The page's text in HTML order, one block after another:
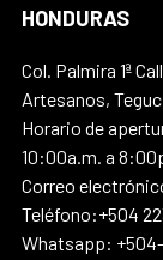
HONDURAS
Col. Palmira 1ª
Artesanos,
Horario de
10:00a.m. a
Correo
Teléfono:+504
Whatsapp: